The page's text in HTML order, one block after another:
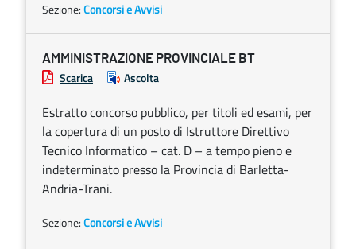
Sezione:Concorsi e Avvisi
AMMINISTRAZIONE PROVINCIALE BT
Scarica Ascolta
Estratto concorso pubblico, per titoli ed esami, per
la copertura di un posto di Istruttore Direttivo
Tecnico Informatico – cat. D – a tempo pieno e
indeterminato presso la Provincia di Barletta-
Andria-Trani.
Sezione:Concorsi e Avvisi